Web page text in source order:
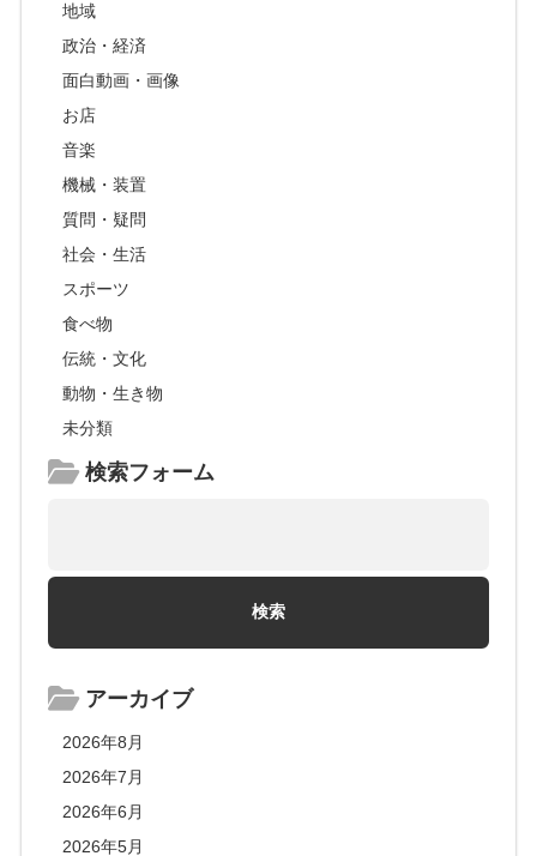
地域
政治・経済
面白動画・画像
お店
音楽
機械・装置
質問・疑問
社会・生活
スポーツ
食べ物
伝統・文化
動物・生き物
未分類
検索フォーム
アーカイブ
2026年8月
2026年7月
2026年6月
2026年5月